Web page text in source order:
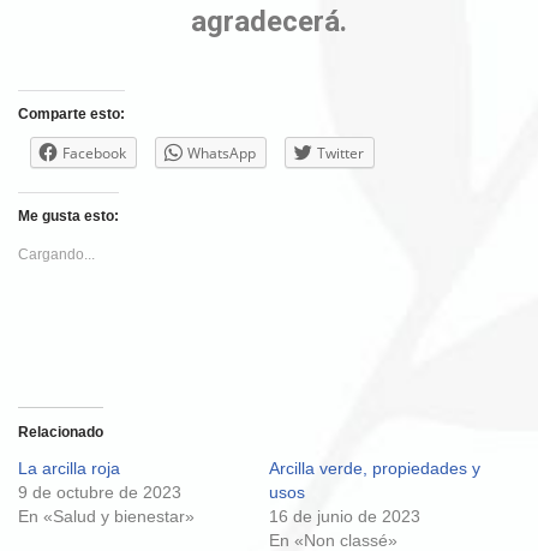
agradecerá.
Comparte esto:
Facebook WhatsApp Twitter
Me gusta esto:
Cargando...
Relacionado
La arcilla roja
9 de octubre de 2023
En «Salud y bienestar»
Arcilla verde, propiedades y
usos
16 de junio de 2023
En «Non classé»